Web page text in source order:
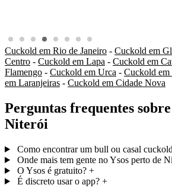
Cuckold em Rio de Janeiro - Cuckold em
Centro - Cuckold em Lapa - Cuckold em
Flamengo - Cuckold em Urca - Cuckold em
em Laranjeiras - Cuckold em Cidade Nova
Perguntas frequentes
Niterói
Como encontrar um bull ou casal
Onde mais tem gente no Ysos perto de
O Ysos é gratuito? +
É discreto usar o app? +